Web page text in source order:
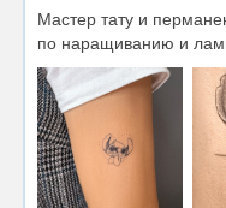
Мастер тату и
по наращиванию и